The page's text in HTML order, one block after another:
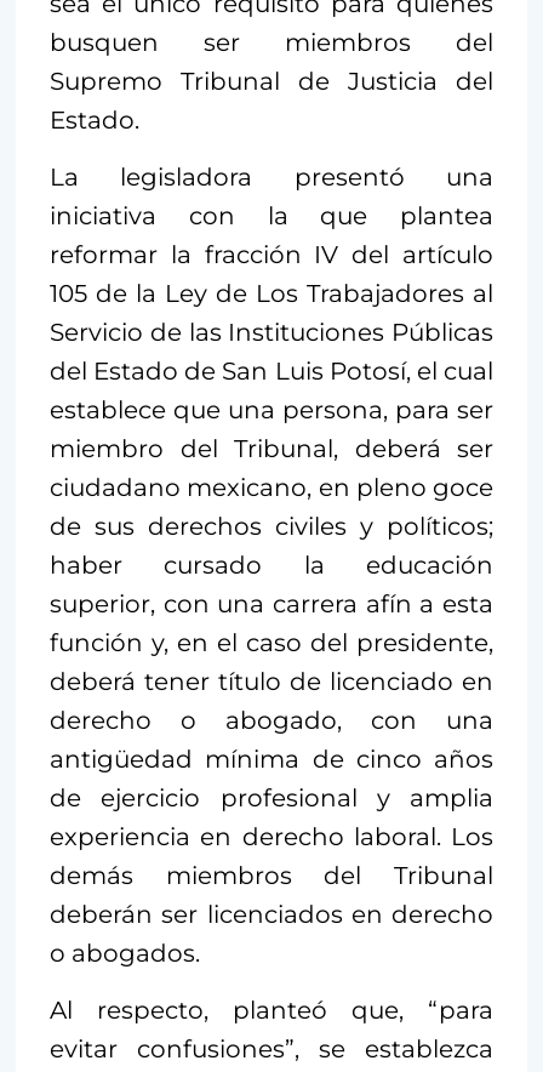
busquen ser miembros del
Supremo Tribunal de Justicia del
Estado.
La legisladora presentó una
iniciativa con la que plantea
reformar la fracción IV del artículo
105 de la Ley de Los Trabajadores al
Servicio de las Instituciones Públicas
del Estado de San Luis Potosí, el cual
establece que una persona, para ser
miembro del Tribunal, deberá ser
ciudadano mexicano, en pleno goce
de sus derechos civiles y políticos;
haber cursado la educación
superior, con una carrera afín a esta
función y, en el caso del presidente,
deberá tener título de licenciado en
derecho o abogado, con una
antigüedad mínima de cinco años
de ejercicio profesional y amplia
experiencia en derecho laboral. Los
demás miembros del Tribunal
deberán ser licenciados en derecho
o abogados.
Al respecto, planteó que, “para
evitar confusiones”, se establezca